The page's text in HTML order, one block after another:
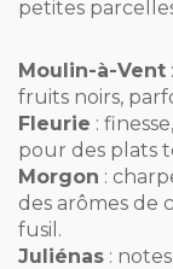
petites
Moulin-à-Vent
fruits noirs,
Fleurie :
pour des plats
Morgon :
des arômes de
fusil.
Juliénas :